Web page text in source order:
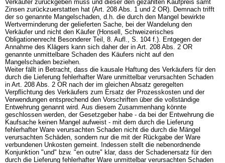
Verkäufer zurückgeben muss und dieser den gezahlten Kaufpreis samt
Zinsen zurückzuerstatten hat (Art. 208 Abs. 1 und 2 OR). Demnach trifft
der so genannte Mangelschaden, d.h. die durch den Mangel bewirkte
Wertverminderung der gelieferten Sache, bei der Wandelung den
Verkäufer und nicht den Käufer (Honsell, Schweizerisches
Obligationenrecht Besonderer Teil, 8. Aufl., S. 104 f.). Entgegen der
Annahme des Klägers kann sich daher der in Art. 208 Abs. 2 OR
genannte unmittelbare Schaden des Käufers nicht auf den
Mangelschaden beziehen.
Weiter fällt in Betracht, dass die kausale Haftung des Verkäufers für den
durch die Lieferung fehlerhafter Ware unmittelbar verursachten Schaden
in Art. 208 Abs. 2 OR nach der im gleichen Absatz geregelten
Verpflichtung des Verkäufers zum Ersatz der Prozesskosten und der
Verwendungen entsprechend den Vorschriften über die vollständige
Entwehrung genannt wird. Aus diesem Zusammenhang könnte
geschlossen werden, der Gesetzgeber habe - da bei der Entwehrung die
Kaufsache keinen Mangel aufweist - mit dem durch die Lieferung
fehlerhafter Ware verursachten Schaden nicht die durch die Mängel
verursachten Schäden, sondern nur die mit der Rückgabe der Ware
verbundenen Unkosten gemeint. Indessen stellt die nebenordnende
Konjunktion "und" bzw. "en outre" klar, dass der Schadenersatz für den
durch die Lieferung fehlerhafter Ware unmittelbar verursachten Schaden